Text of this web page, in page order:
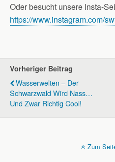
Oder besucht unsere Insta-
https://www.instagram.com/
Vorheriger Beitrag
Wasserwelten – Der
Schwarzwald Wird Nass…
Und Zwar Richtig Cool!
Zum